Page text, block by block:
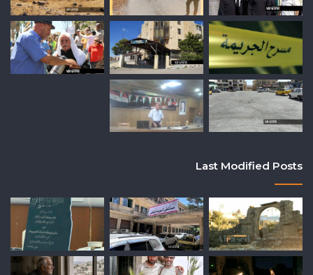
Last Modified Posts